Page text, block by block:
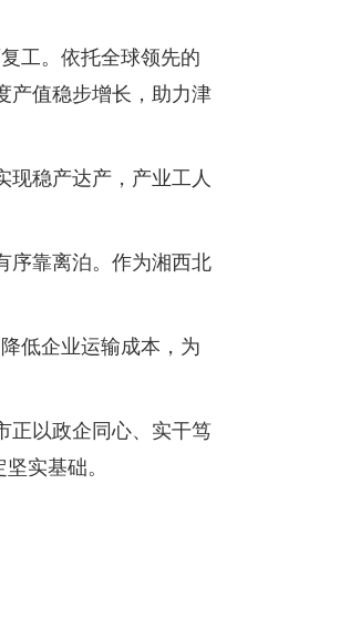
工。依托全球领先的
产值稳步增长，助力津
现稳产达产，产业工人
序靠离泊。作为湘西北
低企业运输成本，为
正以政企同心、实干笃
实基础。